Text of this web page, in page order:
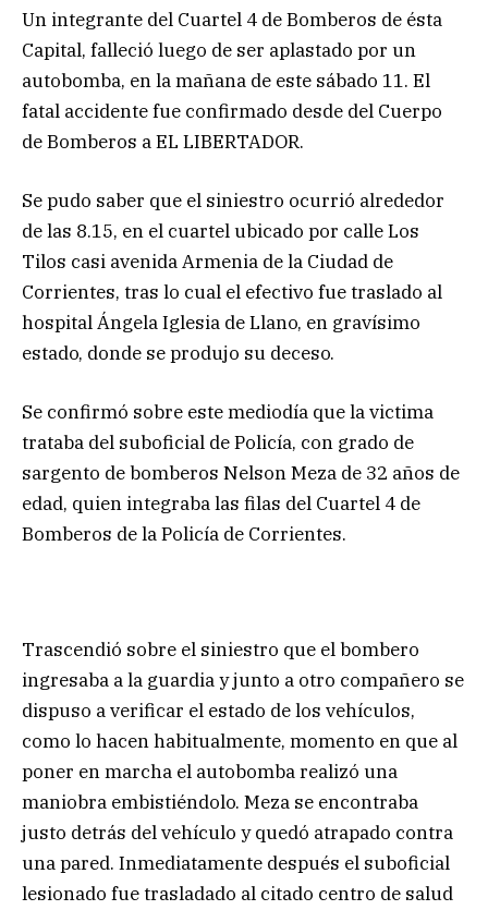
Un integrante del Cuartel 4 de Bomberos de ésta
Capital, falleció luego de ser aplastado por un
autobomba, en la mañana de este sábado 11. El
fatal accidente fue confirmado desde del Cuerpo
de Bomberos a EL LIBERTADOR.
Se pudo saber que el siniestro ocurrió alrededor
de las 8.15, en el cuartel ubicado por calle Los
Tilos casi avenida Armenia de la Ciudad de
Corrientes, tras lo cual el efectivo fue traslado al
hospital Ángela Iglesia de Llano, en gravísimo
estado, donde se produjo su deceso.
Se confirmó sobre este mediodía que la victima
trataba del suboficial de Policía, con grado de
sargento de bomberos Nelson Meza de 32 años de
edad, quien integraba las filas del Cuartel 4 de
Bomberos de la Policía de Corrientes.
Trascendió sobre el siniestro que el bombero
ingresaba a la guardia y junto a otro compañero se
dispuso a verificar el estado de los vehículos,
como lo hacen habitualmente, momento en que al
poner en marcha el autobomba realizó una
maniobra embistiéndolo. Meza se encontraba
justo detrás del vehículo y quedó atrapado contra
una pared. Inmediatamente después el suboficial
lesionado fue trasladado al citado centro de salud